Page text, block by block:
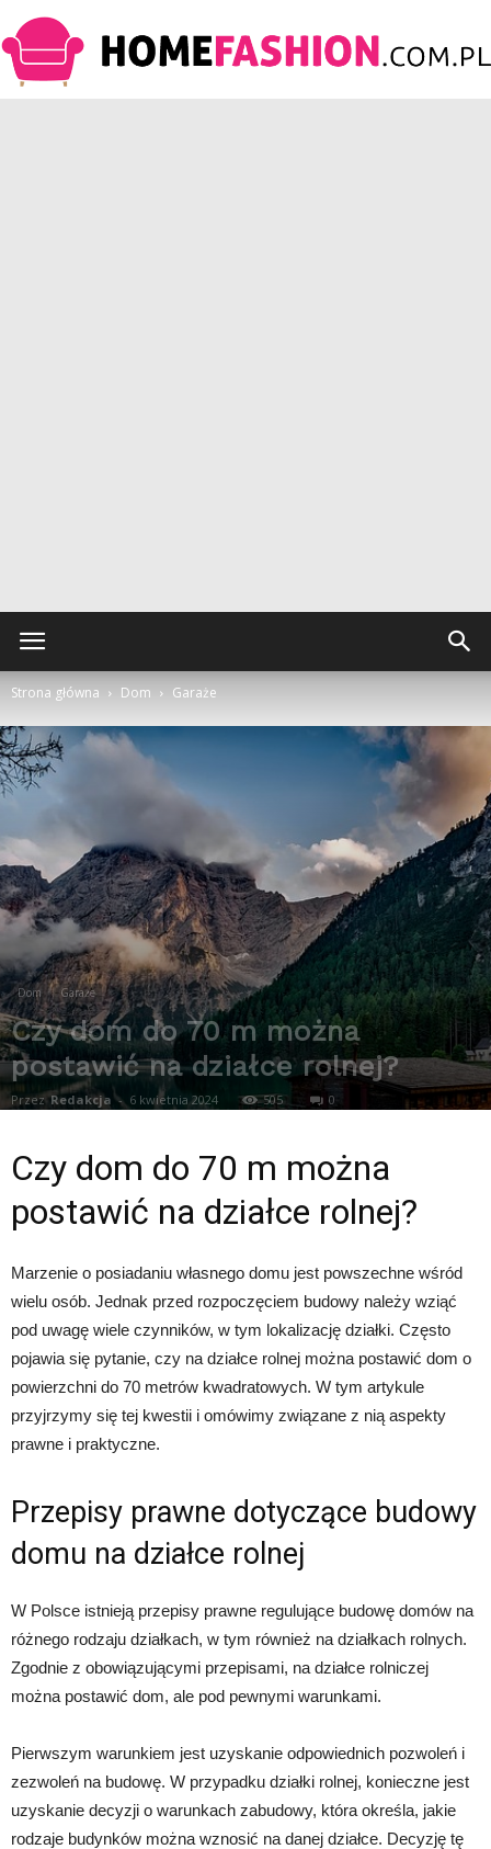
Strona główna Dom Garaże
Dom Garaże
Czy dom do 70 m można
postawić na działce rolnej?
Przez Redakcja - 6 kwietnia 2024 505 0
Czy dom do 70 m można
postawić na działce rolnej?
Marzenie o posiadaniu własnego domu jest powszechne wśród
wielu osób. Jednak przed rozpoczęciem budowy należy wziąć
pod uwagę wiele czynników, w tym lokalizację działki. Często
pojawia się pytanie, czy na działce rolnej można postawić dom o
powierzchni do 70 metrów kwadratowych. W tym artykule
przyjrzymy się tej kwestii i omówimy związane z nią aspekty
prawne i praktyczne.
Przepisy prawne dotyczące budowy
domu na działce rolnej
W Polsce istnieją przepisy prawne regulujące budowę domów na
różnego rodzaju działkach, w tym również na działkach rolnych.
Zgodnie z obowiązującymi przepisami, na działce rolniczej
można postawić dom, ale pod pewnymi warunkami.
Pierwszym warunkiem jest uzyskanie odpowiednich pozwoleń i
zezwoleń na budowę. W przypadku działki rolnej, konieczne jest
uzyskanie decyzji o warunkach zabudowy, która określa, jakie
rodzaje budynków można wznosić na danej działce. Decyzję tę